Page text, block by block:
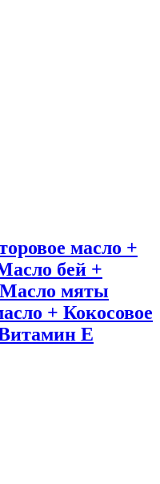
масло +
бей +
мяты
+ Кокосовое
Е